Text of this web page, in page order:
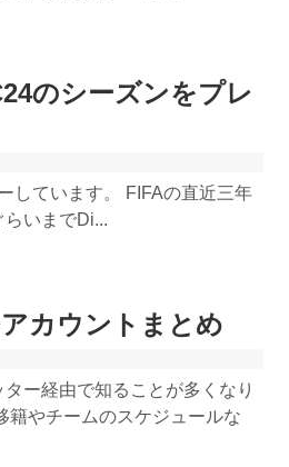
のシーズンをプレ
しています。 FIFAの直近三年
いまでDi...
カウントまとめ
ー経由で知ることが多くなり
籍やチームのスケジュールな